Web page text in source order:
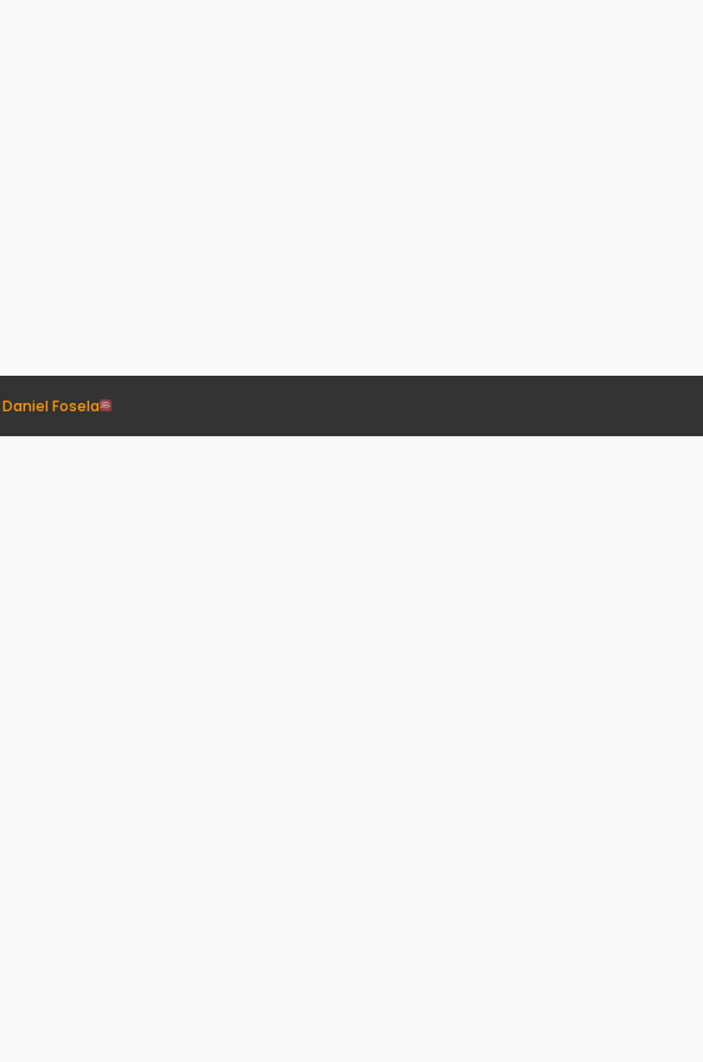
Daniel Fosela